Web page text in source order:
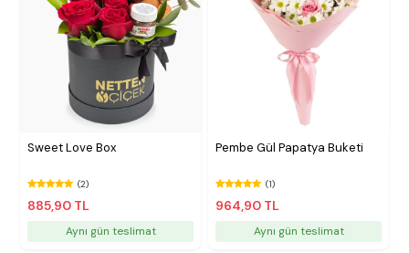
Sweet Love Box
(2)
885,90 TL
Aynı gün teslimat
Pembe Gül Papatya Buketi
(1)
964,90 TL
Aynı gün teslimat